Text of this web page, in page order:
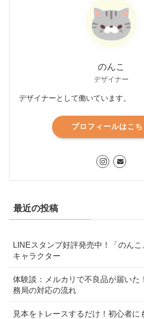
のんこ
デザイナー
デザイナーとして働いています。
プロフィールはこち
最近の投稿
LINEスタンプ好評発売中！「のん
キャラクター
体験談：メルカリで不良品が届いた
務局の対応の流れ
見本をトレースするだけ！初心者に